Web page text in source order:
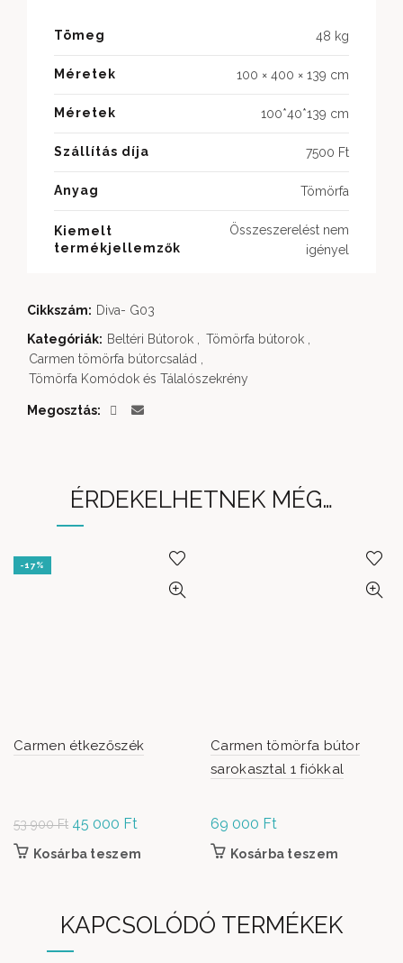
Tömeg 48 kg
Méretek 100 × 400 × 139 cm
Méretek 100*40*139 cm
Szállítás díja 7500 Ft
Anyag Tömörfa
Kiemelt
termékjellemzők
Összeszerelést nem
igényel
Cikkszám: Diva- G03
Kategóriák: Beltéri Bútorok Tömörfa bútorok
Carmen tömörfa bútorcsalád
Tömörfa Komódok és Tálalószekrény
Megosztás
ÉRDEKELHETNEK MÉG…
-17%
Carmen étkezőszék
53 900Ft Original
price was:
45 000 Ft
Kosárba teszem
Carmen tömörfa bútor
sarokasztal 1 fiókkal
69 000 Ft
Kosárba teszem
KAPCSOLÓDÓ TERMÉKEK